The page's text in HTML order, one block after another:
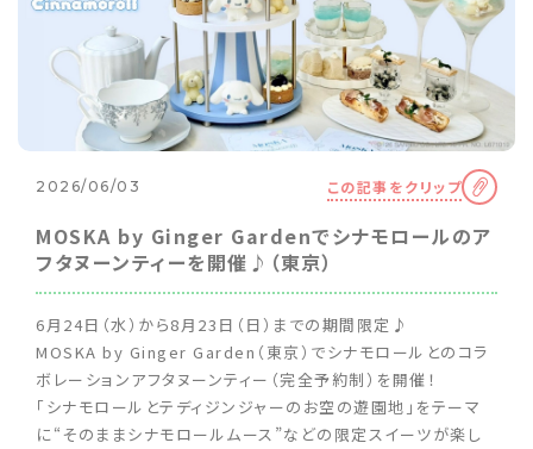
2026/06/03 この記事をクリップ
MOSKA by Ginger Gardenでシナモロールのア
フタヌーンティーを開催♪（東京）
6月24日（水）から8月23日（日）までの期間限定♪
MOSKA by Ginger Garden（東京）でシナモロールとのコラ
ボレーションアフタヌーンティー（完全予約制）を開催！
「シナモロールとテディジンジャーのお空の遊園地」をテーマ
に“そのままシナモロールムース”などの限定スイーツが楽し